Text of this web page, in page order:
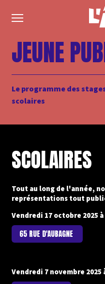
JEUNE
Le programme des
scolaires
SCOLAIRES
Tout au long de l'année,
représentations tout
Vendredi 17 octobre 2025 à
65 RUE D'AUBAGNE
Vendredi 7 novembre 2025